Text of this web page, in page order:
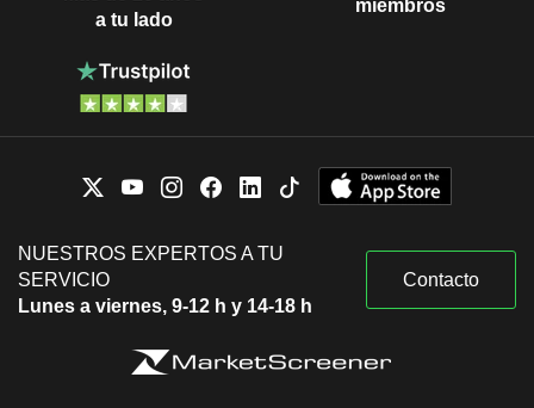
a tu lado
miembros
NUESTROS EXPERTOS A TU
SERVICIO
Lunes a viernes, 9-12 h y 14-18 h
Contacto